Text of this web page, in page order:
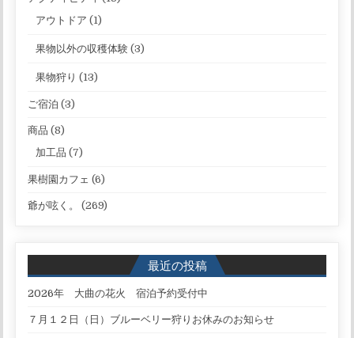
アウトドア (1)
果物以外の収穫体験 (3)
果物狩り (13)
ご宿泊 (3)
商品 (8)
加工品 (7)
果樹園カフェ (6)
爺が呟く。 (269)
最近の投稿
2026年 大曲の花火 宿泊予約受付中
７月１２日（日）ブルーベリー狩りお休みのお知らせ